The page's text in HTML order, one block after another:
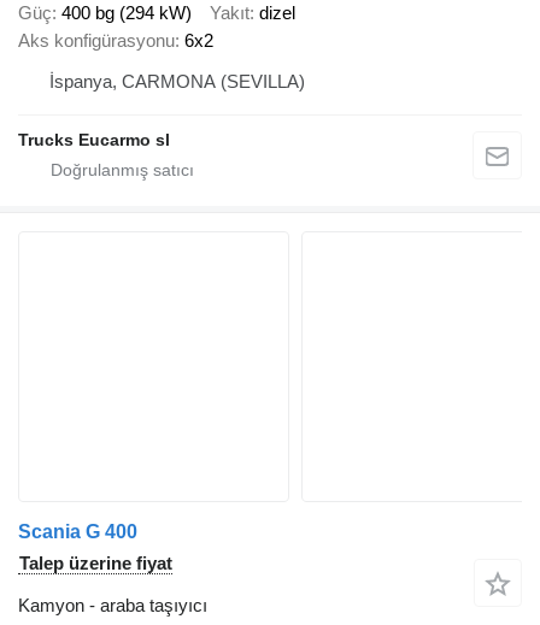
Güç 400 bg (294 kW) Yakıt dizel
Aks konfigürasyonu 6x2
İspanya, CARMONA (SEVILLA)
Trucks Eucarmo sl
Scania G 400
Talep üzerine fiyat
Kamyon - araba taşıyıcı